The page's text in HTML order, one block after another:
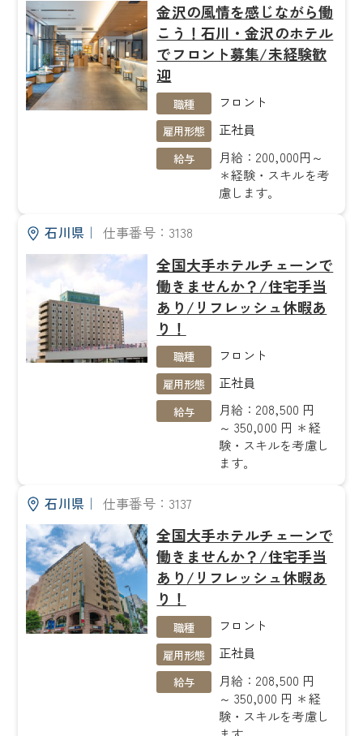
金沢の風情を感じながら働
こう！石川・金沢のホテル
でフロント募集/未経験歓
迎
職種 フロント
雇用形態 正社員
給与
月給：200,000円～
＊経験・スキルを考
慮します。
石川県｜ 仕事番号：3138
全国大手ホテルチェーンで
働きませんか？/住宅手当
あり/リフレッシュ休暇あ
り！
職種 フロント
雇用形態 正社員
給与
月給：208,500 円
～ 350,000 円 ＊経
験・スキルを考慮し
ます。
石川県｜ 仕事番号：3137
全国大手ホテルチェーンで
働きませんか？/住宅手当
あり/リフレッシュ休暇あ
り！
職種 フロント
雇用形態 正社員
給与
月給：208,500 円
～ 350,000 円 ＊経
験・スキルを考慮し